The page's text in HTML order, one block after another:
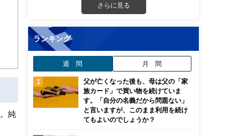
純
さらに見る
ランキング
週 間 月 間
父が亡くなった後も、母は父の「家
族カード」で買い物を続けていま
す。「自分の名義だから問題ない」
と言いますが、このまま利用を続け
てもよいのでしょうか？